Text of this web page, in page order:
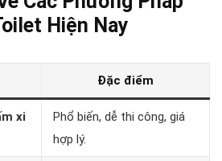
Hiện Nay
Đặc điểm
xi
Phổ biến, dễ thi công, giá
hợp lý.